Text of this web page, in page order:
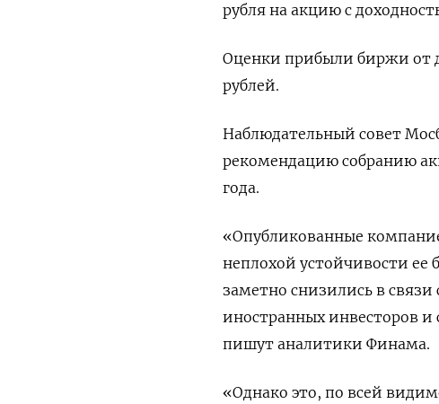
рубля на акцию с
Оценки прибыли биржи от
рублей.
Наблюдательный совет
рекомендацию собранию
года.
«Опубликованные
неплохой устойчивости ее
заметно снизились в
иностранных инвесторов
пишут аналитики Финама.
«Однако это, по всей